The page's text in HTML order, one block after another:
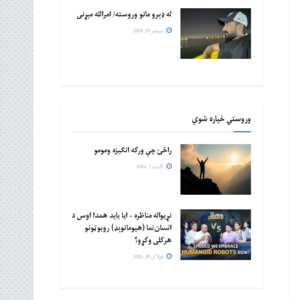
له ډېرو ماتو وروسته/ امرالله مېړنی
سپتمبر 20, 2024
وروستي خپاره شوي
راځئ چې ورکه انګیزه ومومو
اگست 7, 2026
نړیواله مناظره – ایا باید همدا اوس د
انسان‌نما (هیومانوېډ) روبوټونو
هرکلی وکړو؟
جولای 18, 2026